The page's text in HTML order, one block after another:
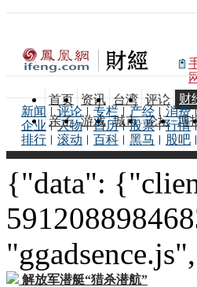
首页 资讯 台湾 评论 财
亲子 游戏 城市 论坛 博
新闻 评论 专栏 产经 消费
企业
人物 日历 股票 行情
排行
滚动 百科 黑马 股吧
{"data":
解放军潜艇“猎杀潜航”